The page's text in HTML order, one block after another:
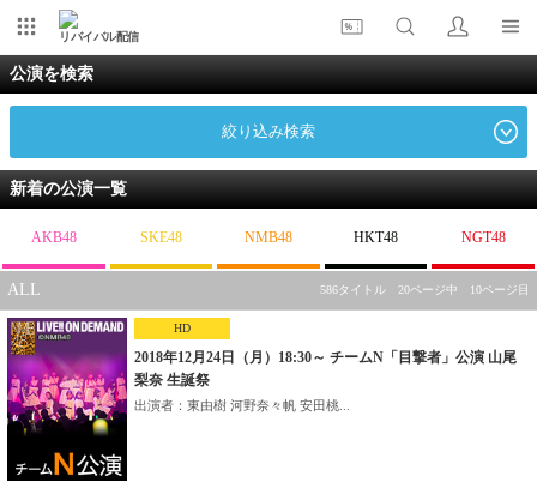
リバイバル配信
公演を検索
絞り込み検索
新着の公演一覧
AKB48 SKE48 NMB48 HKT48 NGT48
ALL 586タイトル 20ページ中 10ページ目
HD
2018年12月24日（月）18:30～ チームN「目撃者」公演 山尾
梨奈 生誕祭
出演者：東由樹 河野奈々帆 安田桃...